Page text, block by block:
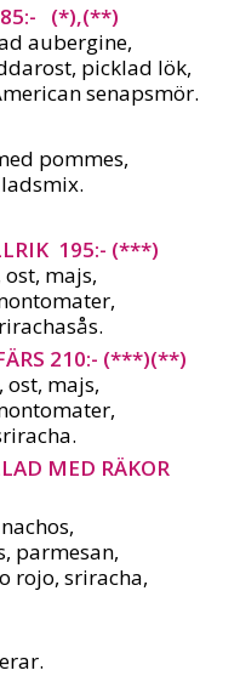
(*),(**)
aubergine,
picklad lök,
senapsmör.
pommes,
195:- (***)
majs,
210:- (***)(**)
ost, majs,
MED RÄKOR
parmesan,
rojo, sriracha,